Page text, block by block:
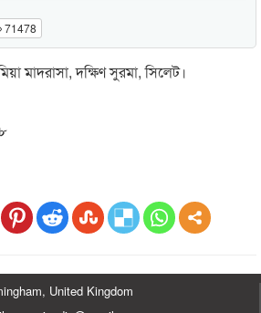
71478
মাদরাসা, দক্ষিণ সুরমা, সিলেট।
United Kingdom